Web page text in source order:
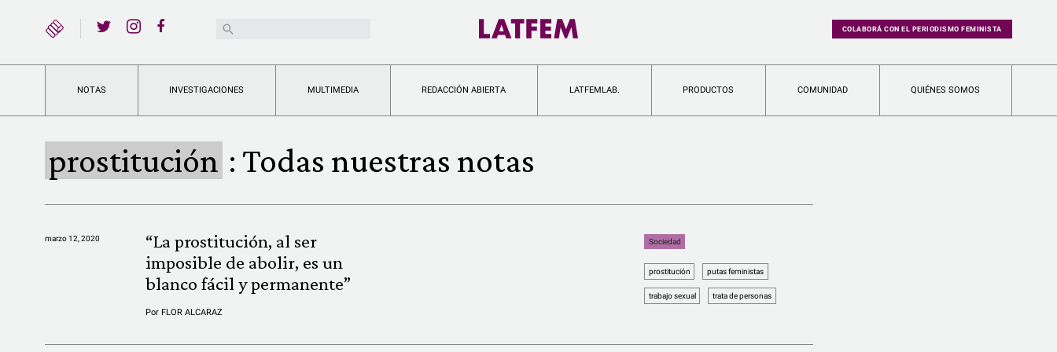
YouTubeBuscar: COLABORÁ CON EL PERIODISMO FEMINISTA
NOTAS INVESTIGACIONES MULTIMEDIA REDACCIÓN ABIERTA LATFEMLAB. PRODUCTOS COMUNIDAD QUIÉNES SOMOS
prostitución : Todas nuestras notas
marzo 12, 2020
“La prostitución, al ser
imposible de abolir, es un
blanco fácil y permanente”
Por FLOR ALCARAZ
Sociedad
prostitución putas feministas
trabajo sexual trata de personas